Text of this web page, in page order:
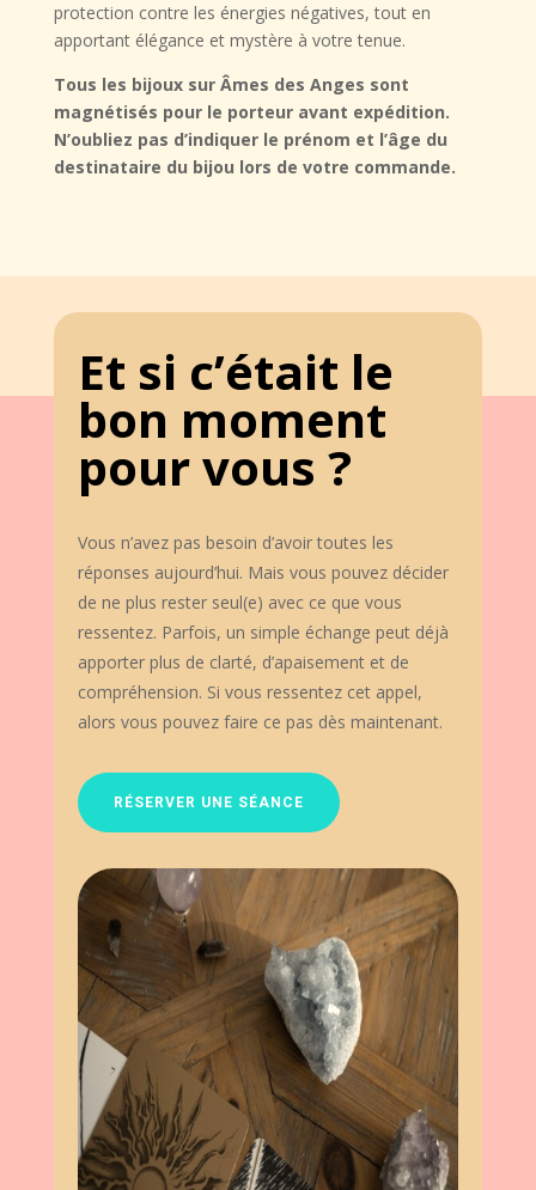
protection contre les énergies négatives, tout en
apportant élégance et mystère à votre tenue.
Tous les bijoux sur Âmes des Anges sont
magnétisés pour le porteur avant expédition.
N’oubliez pas d’indiquer le prénom et l’âge du
destinataire du bijou lors de votre commande.
Et si c’était le
bon moment
pour vous ?
Vous n’avez pas besoin d’avoir toutes les
réponses aujourd’hui. Mais vous pouvez décider
de ne plus rester seul(e) avec ce que vous
ressentez. Parfois, un simple échange peut déjà
apporter plus de clarté, d’apaisement et de
compréhension. Si vous ressentez cet appel,
alors vous pouvez faire ce pas dès maintenant.
RÉSERVER UNE SÉANCE